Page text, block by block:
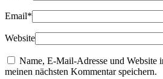
Email*
Website
Name, E-Mail-Adresse und Website
meinen nächsten Kommentar speichern.